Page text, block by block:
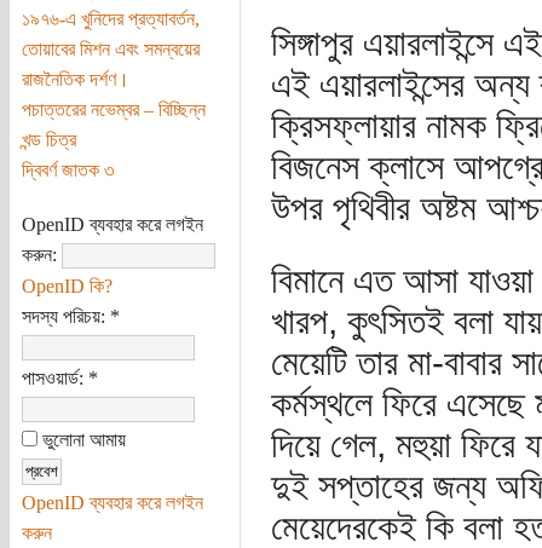
১৯৭৬-এ খুনিদের প্রত্যাবর্তন,
তোয়াবের মিশন এবং সমন্বয়ের
রাজনৈতিক দর্শণ।
পচাত্তরের নভেম্বর – বিচ্ছিন্ন
খন্ড চিত্র
দ্বিবর্ণ জাতক ৩
OpenID ব্যবহার করে লগইন
করুন:
OpenID কি?
সদস্য পরিচয়: *
পাসওয়ার্ড: *
ভুলোনা আমায়
OpenID ব্যবহার করে লগইন
করুন
সিঙ্গাপুর এয়ারলাইন্সে
এই এয়ারলাইন্সের অন্য
ক্রিসফ্লায়ার নামক
বিজনেস ক্লাসে
উপর পৃথিবীর অষ্টম
বিমানে এত আসা
খারপ, কুৎসিতই বলা
মেয়েটি তার মা-বাবার
কর্মস্থলে ফিরে
দিয়ে গেল, মহুয়া ফিরে
দুই সপ্তাহের জন্য
মেয়েদেরকেই কি বলা